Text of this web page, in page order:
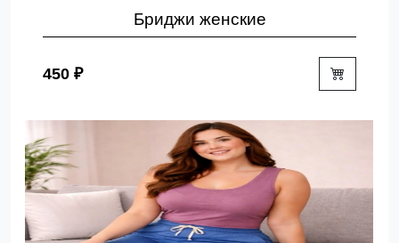
Бриджи женские
450 ₽